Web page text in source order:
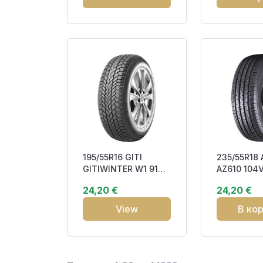
195/55R16 GITI
GITIWINTER W1 91H
EB270 3PMSF M
24,20 €
View
235/55R18
AZ610
24,20 €
В